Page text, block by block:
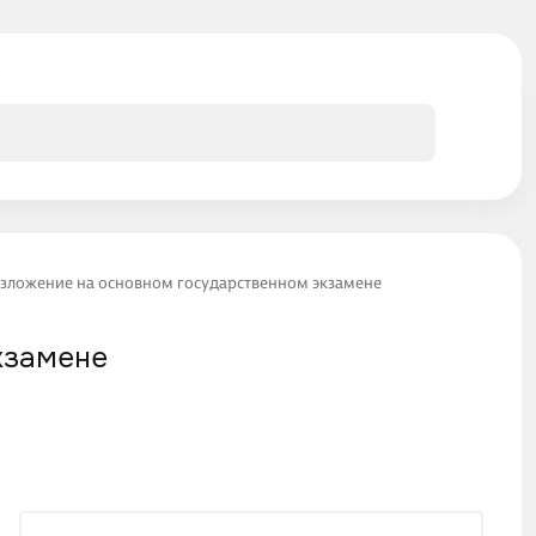
на основном государственном экзамене